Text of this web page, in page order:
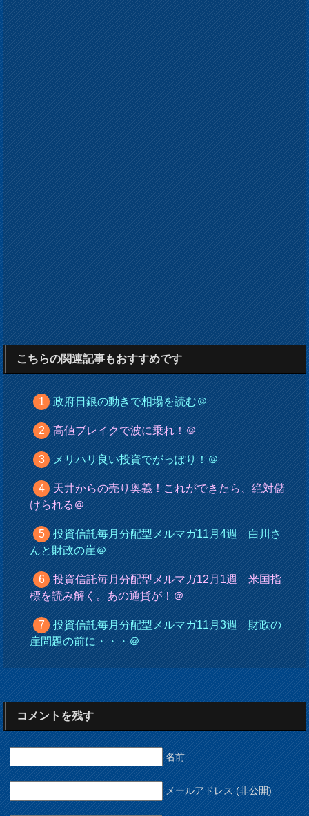
こちらの関連記事もおすすめです
政府日銀の動きで相場を読む＠
高値ブレイクで波に乗れ！＠
メリハリ良い投資でがっぽり！＠
天井からの売り奥義！これができたら、絶対儲
けられる＠
投資信託毎月分配型メルマガ11月4週 白川さ
んと財政の崖＠
投資信託毎月分配型メルマガ12月1週 米国指
標を読み解く。あの通貨が！＠
投資信託毎月分配型メルマガ11月3週 財政の
崖問題の前に・・・＠
コメントを残す
名前
メールアドレス (非公開)